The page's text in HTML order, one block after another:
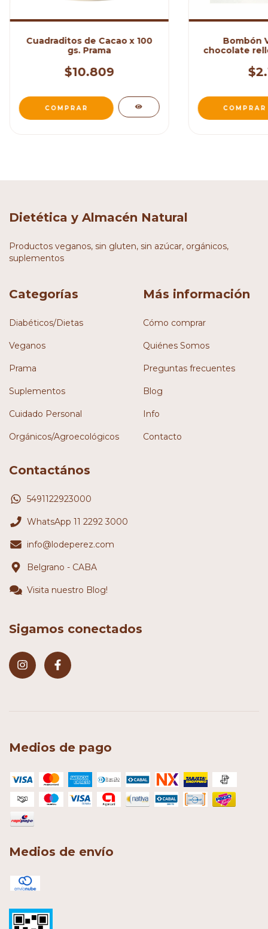
Cuadraditos de Cacao x 100
gs. Prama
$10.809
Bombón
chocolate
Dietética y Almacén Natural
Productos veganos, sin gluten, sin azúcar, orgánicos,
suplementos
Categorías
Diabéticos/Dietas
Veganos
Prama
Suplementos
Cuidado Personal
Orgánicos/Agroecológicos
Más información
Cómo comprar
Quiénes Somos
Preguntas frecuentes
Blog
Info
Contacto
Contactános
5491122923000
WhatsApp 11 2292 3000
info@lodeperez.com
Belgrano - CABA
Visita nuestro Blog!
Sigamos conectados
Medios de pago
Medios de envío